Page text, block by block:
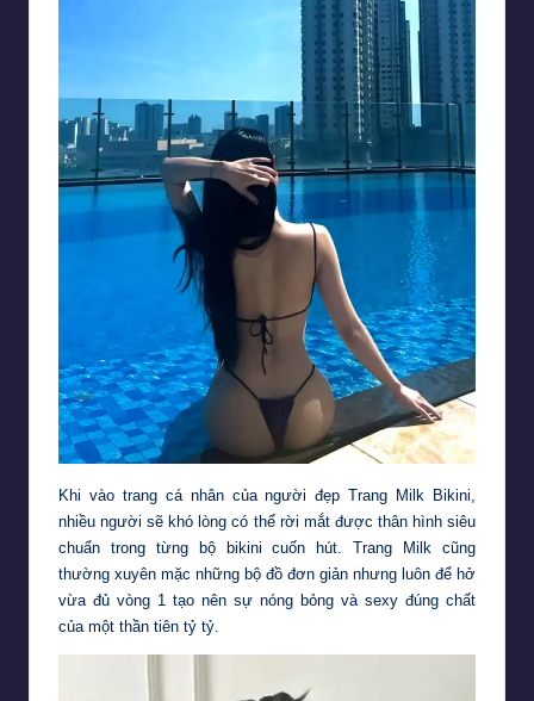
Khi vào trang cá nhân của người đẹp Trang Milk Bikini,
nhiều người sẽ khó lòng có thể rời mắt được thân hình siêu
chuẩn trong từng bộ bikini cuốn hút. Trang Milk cũng
thường xuyên mặc những bộ đồ đơn giản nhưng luôn để hở
vừa đủ vòng 1 tạo nên sự nóng bỏng và sexy đúng chất
của một thần tiên tỷ tỷ.